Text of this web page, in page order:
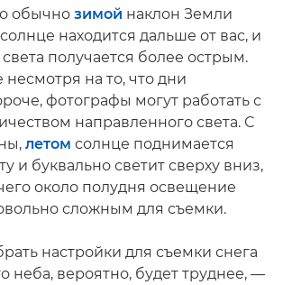
обычно зимой наклон Земли
находится дальше от вас, и
получается более острым.
на то, что дни
фотографы могут работать с
направленного света. С
летом солнце поднимается
и буквально светит сверху вниз,
около полудня освещение
сложным для съемки.
настройки для съемки снега
неба, вероятно, будет труднее, —